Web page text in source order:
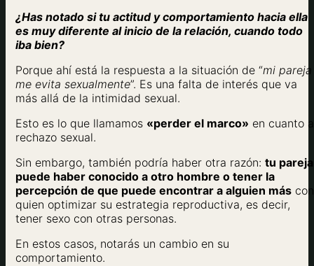
¿Has notado si tu actitud y comportamiento hacia ella
es muy diferente al inicio de la relación, cuando todo
iba bien?
Porque ahí está la respuesta a la situación de “mi pareja
me evita sexualmente”. Es una falta de interés que va
más allá de la intimidad sexual.
Esto es lo que llamamos «perder el marco» en cuanto
rechazo sexual.
Sin embargo, también podría haber otra razón: tu pareja
puede haber conocido a otro hombre o tener la
percepción de que puede encontrar a alguien más con
quien optimizar su estrategia reproductiva, es decir,
tener sexo con otras personas.
En estos casos, notarás un cambio en su
comportamiento.